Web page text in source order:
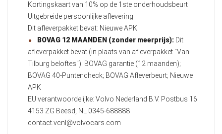
Kortingskaart van 10% op de 1ste onderhoudsbeurt
Uitgebreide persoonlijke aflevering
Dit afleverpakket bevat: Nieuwe APK
BOVAG 12 MAANDEN (zonder meerprijs): Dit
afleverpakket bevat (in plaats van afleverpakket "Van
Tilburg beloftes"): BOVAG garantie (12 maanden);
BOVAG 40-Puntencheck; BOVAG Afleverbeurt; Nieuwe
APK
EU verantwoordelijke: Volvo Nederland B.V. Postbus 16
4153 ZG Beesd, NL 0345-688888
contact.vcnl@volvocars.com